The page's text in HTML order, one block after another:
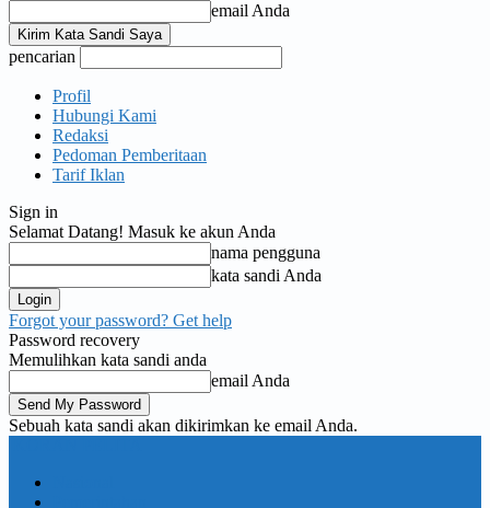
email Anda
pencarian
Profil
Hubungi Kami
Redaksi
Pedoman Pemberitaan
Tarif Iklan
Sign in
Selamat Datang! Masuk ke akun Anda
nama pengguna
kata sandi Anda
Forgot your password? Get help
Password recovery
Memulihkan kata sandi anda
email Anda
Sebuah kata sandi akan dikirimkan ke email Anda.